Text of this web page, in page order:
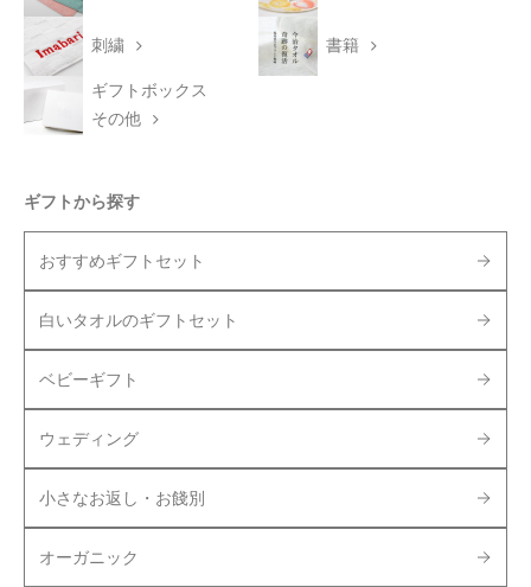
刺繍 書籍
ギフトボックス
その他
ギフトから探す
おすすめギフトセット
白いタオルのギフトセット
ベビーギフト
ウェディング
小さなお返し・お餞別
オーガニック